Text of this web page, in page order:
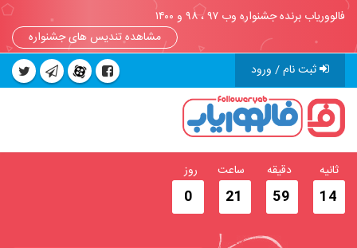
فالووریاب برنده جشنواره وب ۹۷ ، ۹۸ و ۱۴۰۰
مشاهده تندیس های جشنواره
ثبت نام / ورود
13
ثانیه
59
دقیقه
21
ساعت
0
روز